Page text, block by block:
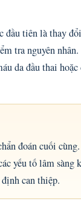
đầu tiên là thay
tra nguyên
da đầu thai
đoán cuối
yếu tố lâm sàng
can thiệp.